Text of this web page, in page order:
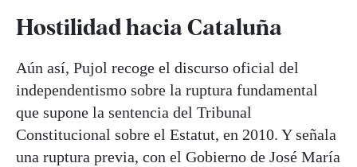
Hostilidad hacia Cataluña
Aún así, Pujol recoge el discurso oficial del
independentismo sobre la ruptura fundamental
que supone la sentencia del Tribunal
Constitucional sobre el Estatut, en 2010. Y señala
una ruptura previa, con el Gobierno de José María